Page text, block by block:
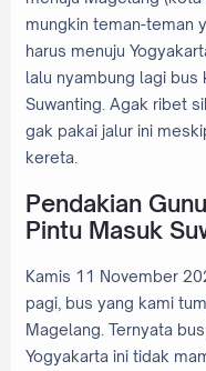
mungkin teman-teman
harus menuju
lalu nyambung lagi bus
Suwanting. Agak ribet
gak pakai jalur ini
kereta.
Pendakian
Pintu Masuk
Kamis 11 November
pagi, bus yang kami
Magelang. Ternyata
Yogyakarta ini tidak